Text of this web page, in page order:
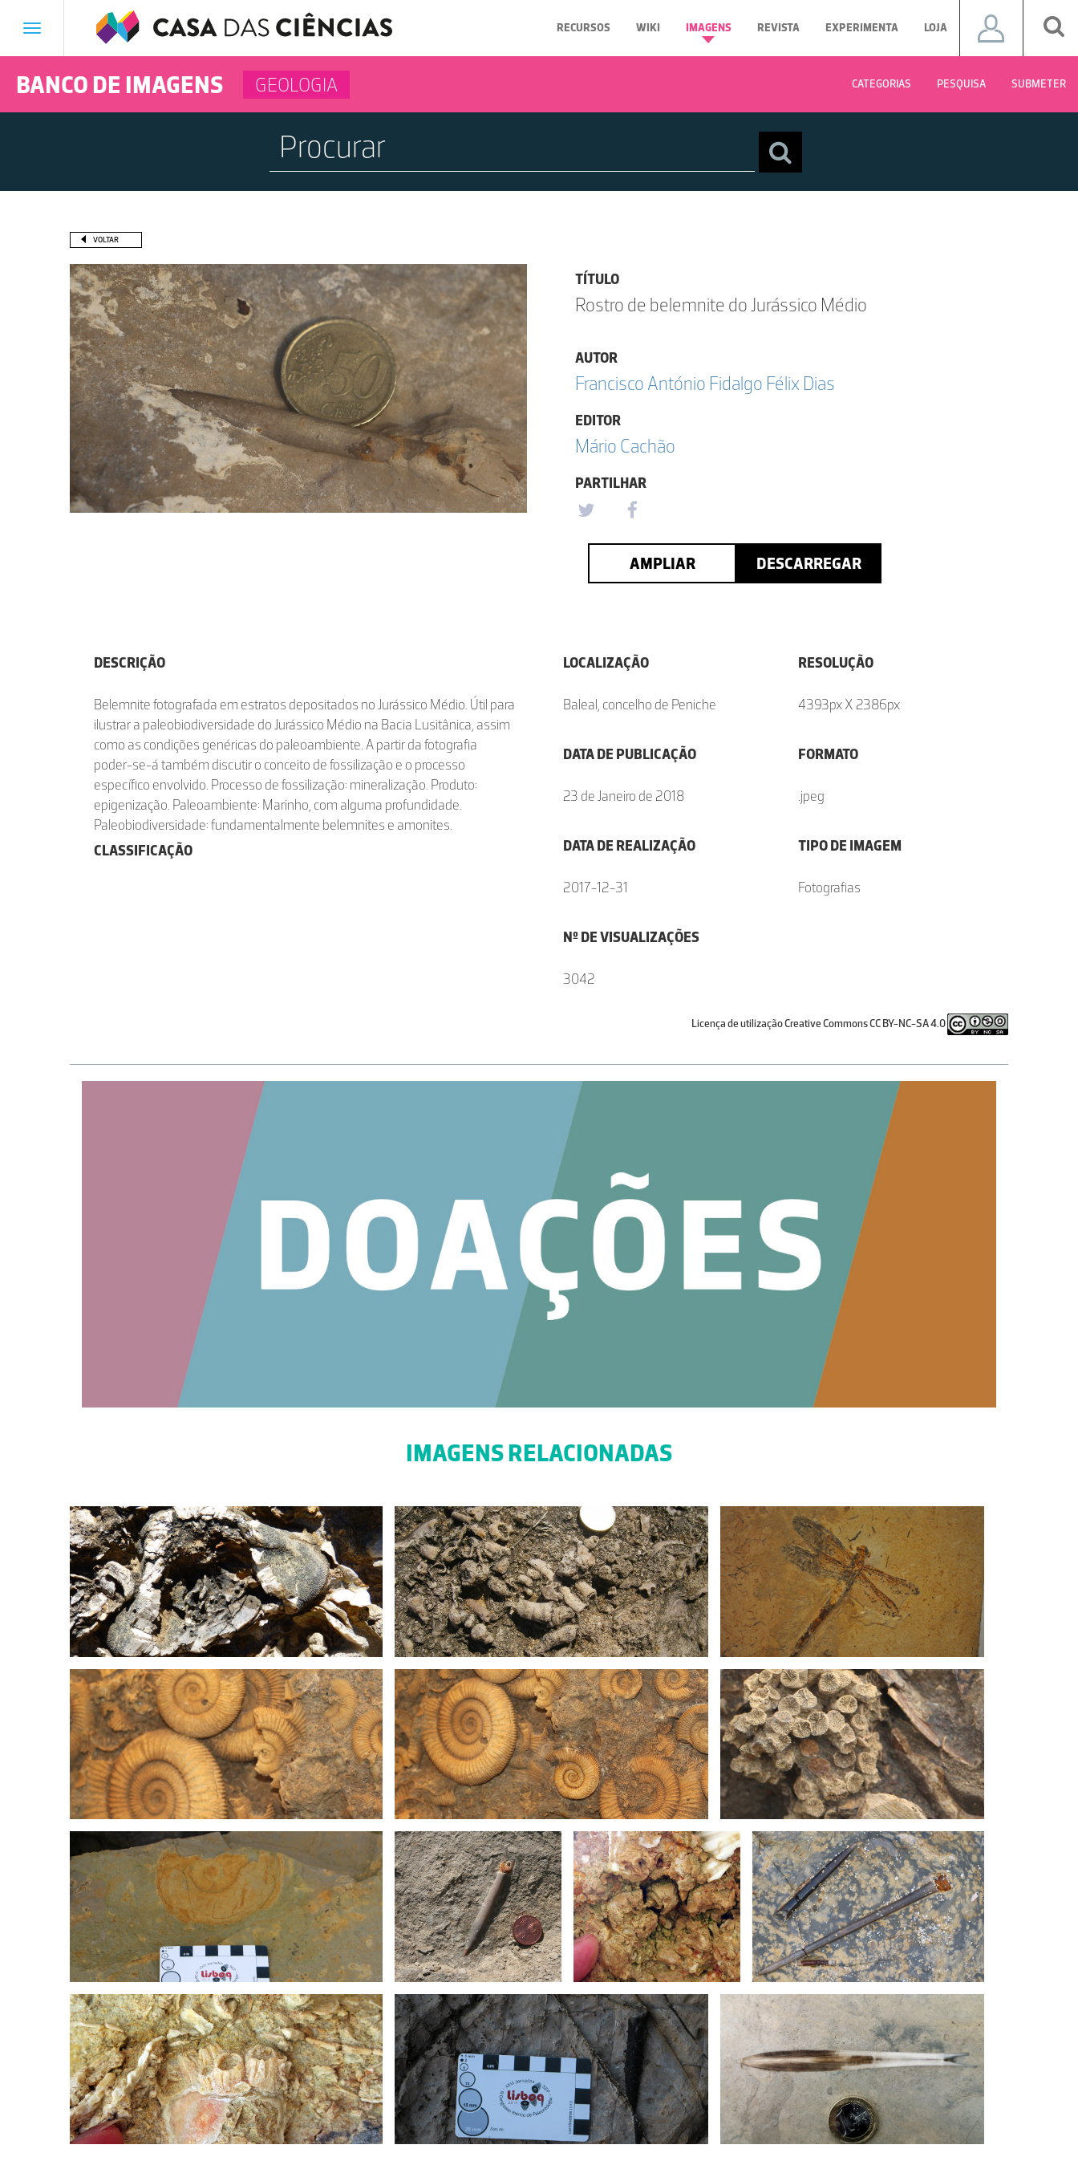
Toggle
RECURSOS WIKI IMAGENS REVISTA EXPERIMENTA LOJA
BANCO DE IMAGENS GEOLOGIA CATEGORIAS PESQUISA SUBMETER
VOLTAR
TÍTULO
Rostro de belemnite do Jurássico Médio
AUTOR
Francisco António Fidalgo Félix Dias
EDITOR
Mário Cachão
PARTILHAR
AMPLIAR DESCARREGAR
DESCRIÇÃO
Belemnite fotografada em estratos depositados no Jurássico Médio. Útil para
ilustrar a paleobiodiversidade do Jurássico Médio na Bacia Lusitânica, assim
como as condições genéricas do paleoambiente. A partir da fotografia
poder-se-á também discutir o conceito de fossilização e o processo
específico envolvido. Processo de fossilização: mineralização. Produto:
epigenização. Paleoambiente: Marinho, com alguma profundidade.
Paleobiodiversidade: fundamentalmente belemnites e amonites.
CLASSIFICAÇÃO
LOCALIZAÇÃO
Baleal, concelho de Peniche
DATA DE PUBLICAÇÃO
23 de Janeiro de 2018
DATA DE REALIZAÇÃO
2017-12-31
Nº DE VISUALIZAÇÕES
3042
RESOLUÇÃO
4393px X 2386px
FORMATO
.jpeg
TIPO DE IMAGEM
Fotografias
Licença de utilização Creative Commons CC BY-NC-SA 4.0
IMAGENS RELACIONADAS